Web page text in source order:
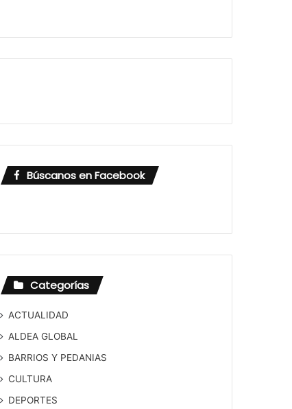
Búscanos en Facebook
Categorías
ACTUALIDAD
ALDEA GLOBAL
BARRIOS Y PEDANIAS
CULTURA
DEPORTES